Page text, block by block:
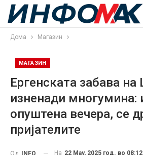
Дома Магазин
МАГАЗИН
Ергенската забава
изненади многумина:
опуштена вечера, се
пријателите
Од INFO На 22 May, 2025 год. во